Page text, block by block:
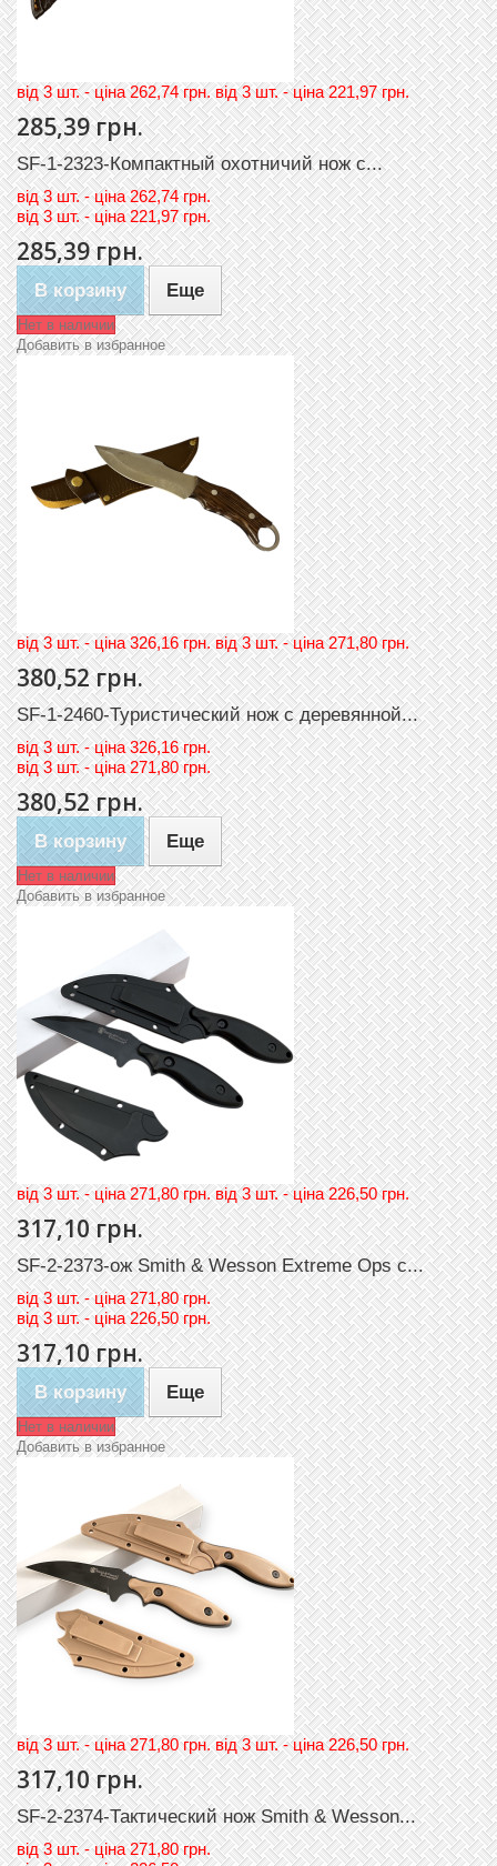
вiд 3 шт. - цiна 262,74 грн. вiд 3 шт. - цiна 221,97 грн.
285,39 грн.
SF-1-2323-Компактный охотничий нож с...
вiд3 шт. - цiна 262,74 грн.
вiд3 шт. - цiна 221,97 грн.
285,39 грн.
В корзину Еще
Нет в наличии
Добавить в избранное
вiд 3 шт. - цiна 326,16 грн. вiд 3 шт. - цiна 271,80 грн.
380,52 грн.
SF-1-2460-Туристический нож с деревянной...
вiд3 шт. - цiна 326,16 грн.
вiд3 шт. - цiна 271,80 грн.
380,52 грн.
В корзину Еще
Нет в наличии
Добавить в избранное
вiд 3 шт. - цiна 271,80 грн. вiд 3 шт. - цiна 226,50 грн.
317,10 грн.
SF-2-2373-ож Smith & Wesson Extreme Ops с...
вiд3 шт. - цiна 271,80 грн.
вiд3 шт. - цiна 226,50 грн.
317,10 грн.
В корзину Еще
Нет в наличии
Добавить в избранное
вiд 3 шт. - цiна 271,80 грн. вiд 3 шт. - цiна 226,50 грн.
317,10 грн.
SF-2-2374-Тактический нож Smith & Wesson...
вiд3 шт. - цiна 271,80 грн.